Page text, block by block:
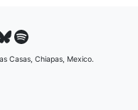
Spotify
Casas, Chiapas, Mexico.